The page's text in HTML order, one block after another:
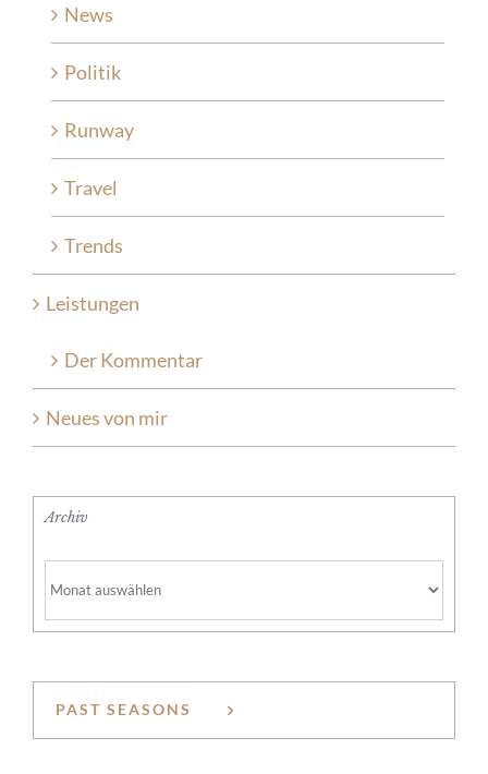
News
Politik
Runway
Travel
Trends
Leistungen
Der Kommentar
Neues von mir
Archiv
PAST SEASONS